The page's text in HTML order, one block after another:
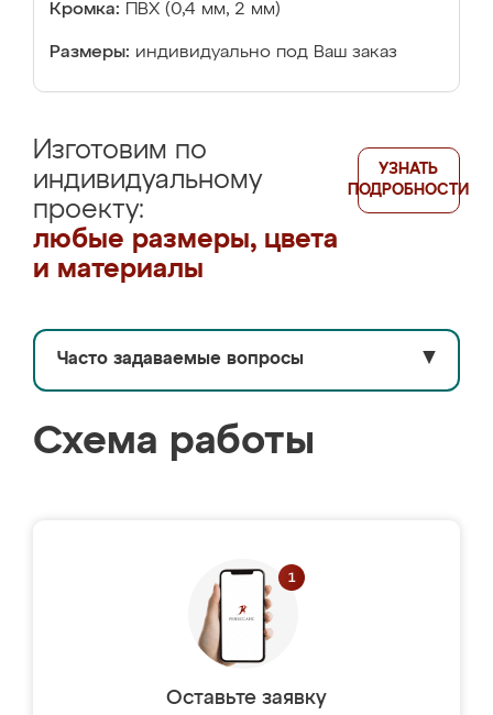
Кромка: ПВХ (0,4 мм, 2 мм)
Размеры: индивидуально под Ваш заказ
Изготовим по
индивидуальному
проекту:
любые размеры, цвета
и материалы
УЗНАТЬ
ПОДРОБНОСТИ
Часто задаваемые вопросы ▼
Схема работы
Оставьте заявку